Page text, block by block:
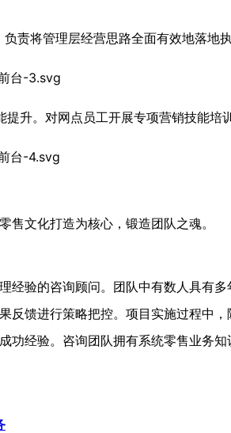
责将管理层经营思路全面有效地落地执
升。对网点员工开展专项营销技能培
售文化打造为核心，锻造团队之魂。
经验的咨询顾问。团队中有数人具有
反馈进行策略把控。项目实施过程中
功经验。咨询团队拥有系统零售业务